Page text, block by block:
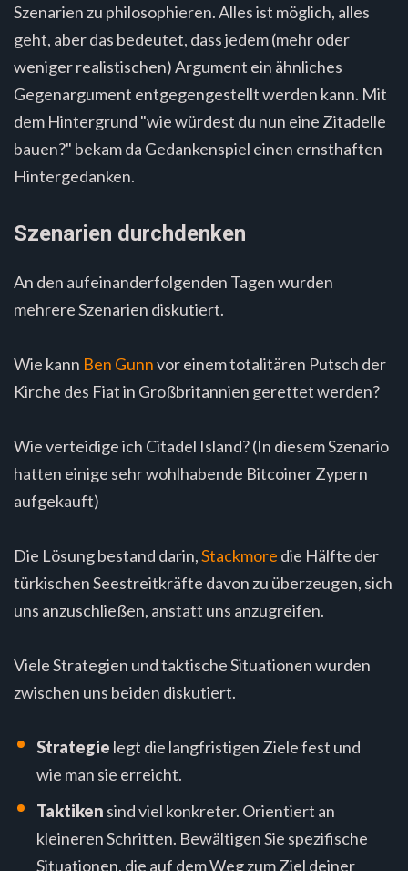
Szenarien zu philosophieren. Alles ist möglich, alles
geht, aber das bedeutet, dass jedem (mehr oder
weniger realistischen) Argument ein ähnliches
Gegenargument entgegengestellt werden kann. Mit
dem Hintergrund "wie würdest du nun eine Zitadelle
bauen?" bekam da Gedankenspiel einen ernsthaften
Hintergedanken.
Szenarien durchdenken
An den aufeinanderfolgenden Tagen wurden
mehrere Szenarien diskutiert.
Wie kann Ben Gunnvor einem totalitären Putsch der
Kirche des Fiat in Großbritannien gerettet werden?
Wie verteidige ich Citadel Island? (In diesem Szenario
hatten einige sehr wohlhabende Bitcoiner Zypern
aufgekauft)
Die Lösung bestand darin,Stackmore die Hälfte der
türkischen Seestreitkräfte davon zu überzeugen, sich
uns anzuschließen, anstatt uns anzugreifen.
Viele Strategien und taktische Situationen wurden
zwischen uns beiden diskutiert.
Strategie legt die langfristigen Ziele fest und
wie man sie erreicht.
Taktiken sind viel konkreter. Orientiert an
kleineren Schritten. Bewältigen Sie spezifische
Situationen, die auf dem Weg zum Ziel deiner